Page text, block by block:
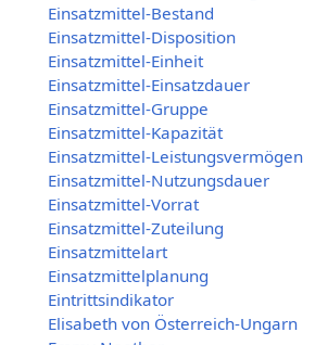
Einsatzmittel-Bestand
Einsatzmittel-Disposition
Einsatzmittel-Einheit
Einsatzmittel-Einsatzdauer
Einsatzmittel-Gruppe
Einsatzmittel-Kapazität
Einsatzmittel-Leistungsvermögen
Einsatzmittel-Nutzungsdauer
Einsatzmittel-Vorrat
Einsatzmittel-Zuteilung
Einsatzmittelart
Einsatzmittelplanung
Eintrittsindikator
Elisabeth von Österreich-Ungarn